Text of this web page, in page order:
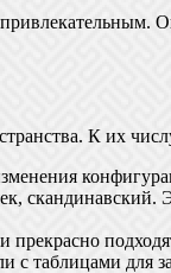
К их
таблицами для